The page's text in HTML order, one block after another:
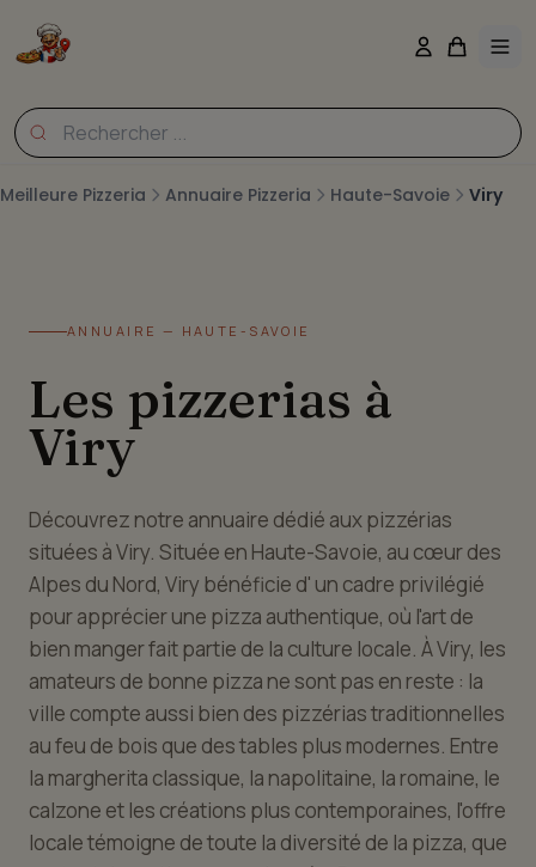
Meilleure Pizzeria Annuaire Pizzeria Haute-Savoie Viry
ANNUAIRE — HAUTE-SAVOIE
Les pizzerias à
Viry
Découvrez notre annuaire dédié aux pizzérias
situées à Viry. Située en Haute-Savoie, au cœur des
Alpes du Nord, Viry bénéficie d' un cadre privilégié
pour apprécier une pizza authentique, où l'art de
bien manger fait partie de la culture locale. À Viry, les
amateurs de bonne pizza ne sont pas en reste : la
ville compte aussi bien des pizzérias traditionnelles
au feu de bois que des tables plus modernes. Entre
la margherita classique, la napolitaine, la romaine, le
calzone et les créations plus contemporaines, l'offre
locale témoigne de toute la diversité de la pizza, que